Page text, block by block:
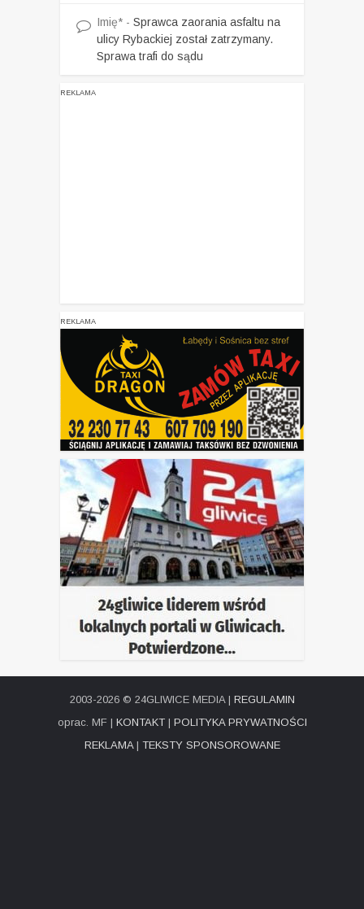
Imię* - Sprawca zaorania asfaltu na
ulicy Rybackiej został zatrzymany.
Sprawa trafi do sądu
REKLAMA
REKLAMA
2003-2026 © 24GLIWICE MEDIA | REGULAMIN
oprac. MF | KONTAKT| POLITYKA PRYWATNOŚCI
REKLAMA| TEKSTY SPONSOROWANE